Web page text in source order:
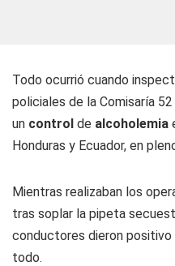
Todo ocurrió cuando
policiales de la Comisaría 52
un control de alcoholemia
Honduras y Ecuador, en
Mientras realizaban los
tras soplar la pipeta
conductores dieron positivo
todo.